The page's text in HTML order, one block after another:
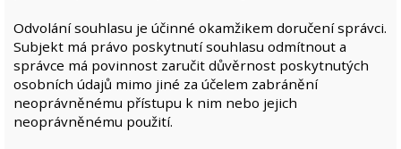
Odvolání souhlasu je účinné okamžikem doručení správci.
Subjekt má právo poskytnutí souhlasu odmítnout a
správce má povinnost zaručit důvěrnost poskytnutých
osobních údajů mimo jiné za účelem zabránění
neoprávněnému přístupu k nim nebo jejich
neoprávněnému použití.